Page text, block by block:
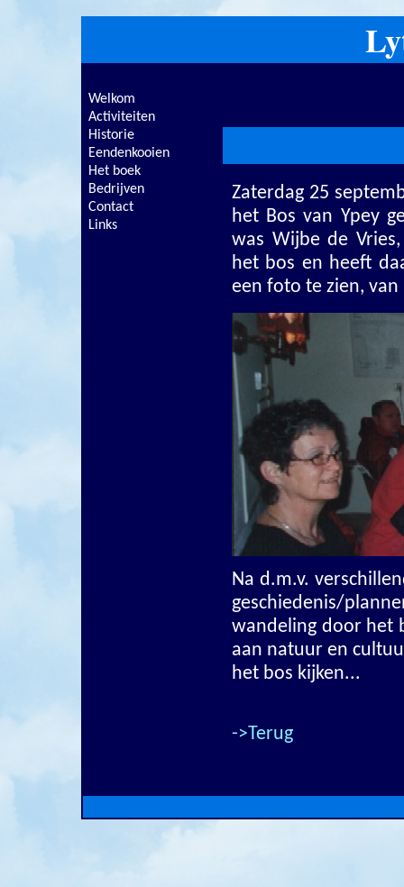
Welkom
Activiteiten
Historie
Eendenkooien
Het boek
Bedrijven
Contact
Links
Zaterdag 25
het Bos van Ypey
was Wijbe de
het bos en heeft
een foto te zien,
Na d.m.v.
geschiedenis/
wandeling door het
aan natuur en
het bos kijken...
->Terug